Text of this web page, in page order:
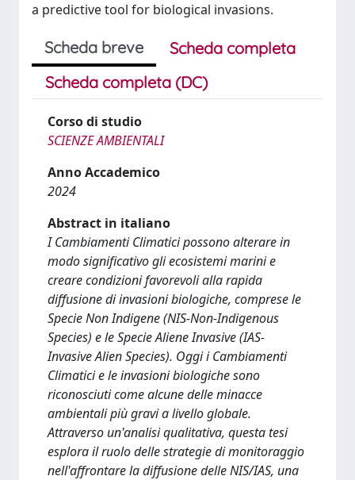
a predictive tool for biological invasions.
Scheda breve
Scheda completa
Scheda completa (DC)
Corso di studio
SCIENZE AMBIENTALI
Anno Accademico
2024
Abstract in italiano
I Cambiamenti Climatici possono alterare in
modo significativo gli ecosistemi marini e
creare condizioni favorevoli alla rapida
diffusione di invasioni biologiche, comprese le
Specie Non Indigene (NIS-Non-Indigenous
Species) e le Specie Aliene Invasive (IAS-
Invasive Alien Species). Oggi i Cambiamenti
Climatici e le invasioni biologiche sono
riconosciuti come alcune delle minacce
ambientali più gravi a livello globale.
Attraverso un'analisi qualitativa, questa tesi
esplora il ruolo delle strategie di monitoraggio
nell'affrontare la diffusione delle NIS/IAS, una